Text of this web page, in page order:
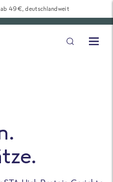
49€, deutschlandweit